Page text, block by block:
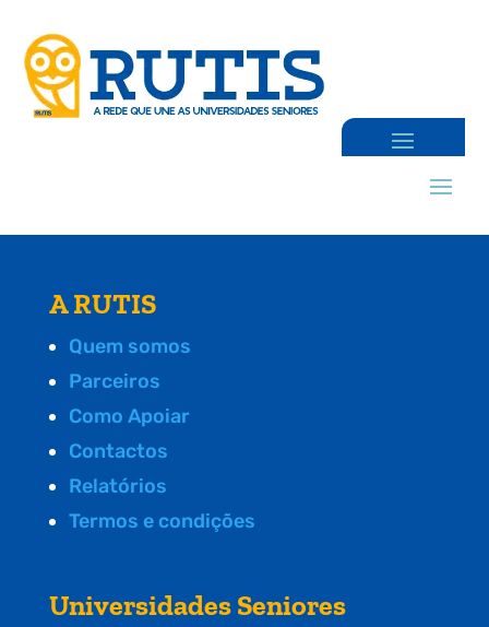
A RUTIS
Quem somos
Parceiros
Como Apoiar
Contactos
Relatórios
Termos e condições
Universidades Seniores